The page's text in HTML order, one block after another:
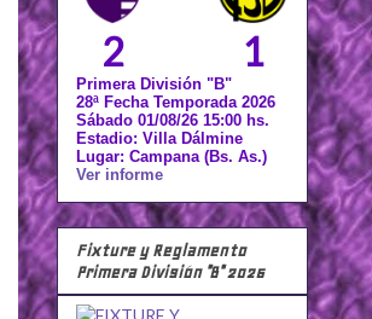
2 1
Primera División "B"
28ª Fecha Temporada 2026
Sábado 01/08/26 15:00 hs.
Estadio: Villa Dálmine
Lugar: Campana (Bs. As.)
Ver informe
Fixture y Reglamento
Primera División "B" 2026